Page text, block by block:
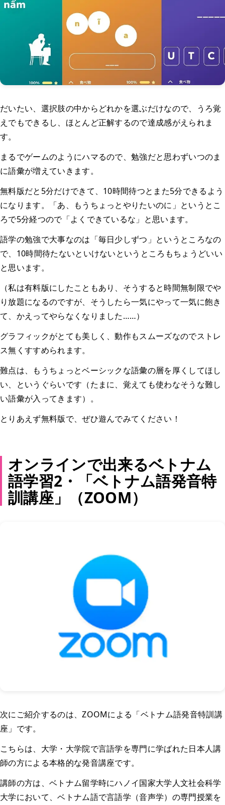
だいたい、選択肢の中からどれかを選ぶだけなので、うろ覚
えでもできるし、ほとんど正解するので達成感がえられま
す。
まるでゲームのようにハマるので、勉強だと思わずいつのま
に語彙が増えていきます。
無料版だと5分だけできて、10時間待つとまた5分できるよう
になります。「あ、もうちょっとやりたいのに」というとこ
ろで5分経つので「よくできているな」と思います。
語学の勉強で大事なのは「毎日少しずつ」というところなの
で、10時間待たないといけないというところもちょうどいい
と思います。
（私は有料版にしたこともあり、そうすると時間無制限でや
り放題になるのですが、そうしたら一気にやって一気に飽き
て、かえってやらなくなりました……）
グラフィックがとても美しく、動作もスムーズなのでストレ
ス無くすすめられます。
難点は、もうちょっとベーシックな語彙の層を厚くしてほし
い、というぐらいです（たまに、覚えても使わなそうな難し
い語彙が入ってきます）。
とりあえず無料版で、ぜひ遊んでみてください！
オンラインで出来るベトナム
語学習2・「ベトナム語発音特
訓講座」（ZOOM）
次にご紹介するのは、ZOOMによる「ベトナム語発音特訓講
座」です。
こちらは、大学・大学院で言語学を専門に学ばれた日本人講
師の方による本格的な発音講座です。
講師の方は、ベトナム留学時にハノイ国家大学人文社会科学
大学において、ベトナム語で言語学（音声学）の専門授業を